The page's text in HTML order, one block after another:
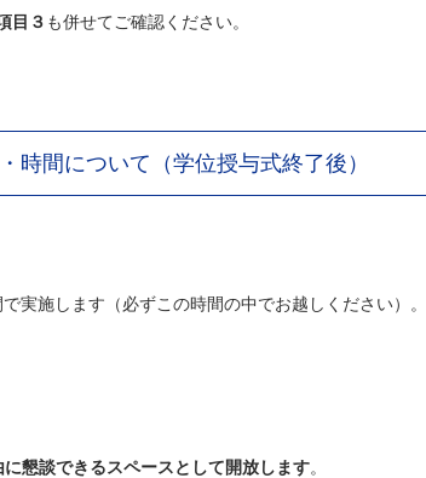
目３ も併せてご確認ください。
間について（学位授与式終了後）
実施します（必ずこの時間の中でお越しください）。
懇談できるスペースとして開放します。